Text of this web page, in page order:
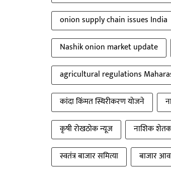
onion supply chain issues India
Nashik onion market update
agricultural regulations
कांदा किंमत स्थिरीकरण योजने
कृषी रोखठोक न्यूज
नाशिक
स्वतंत्र बाजार समित्या
बाजार